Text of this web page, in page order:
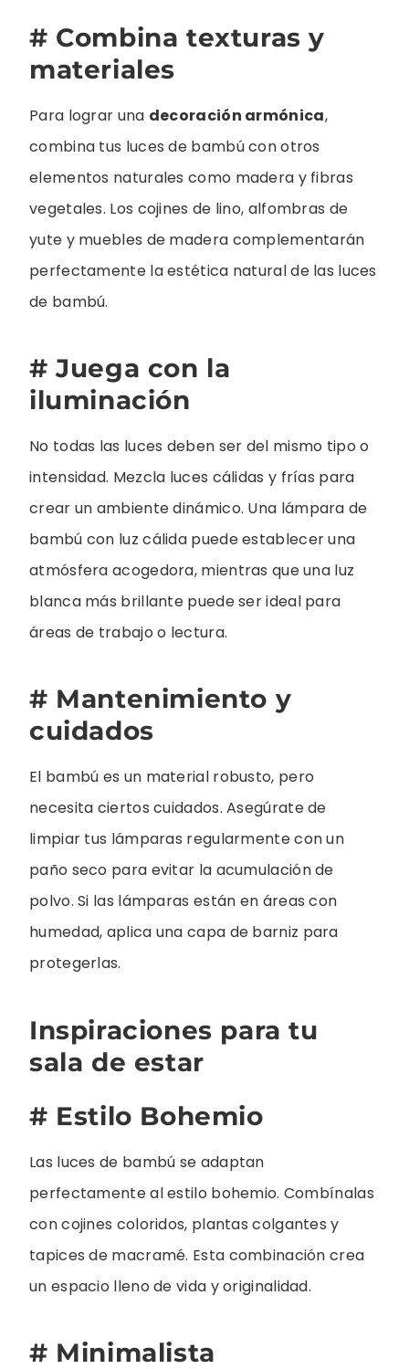
# Combina texturas y
materiales
Para lograr una decoración armónica,
combina tus luces de bambú con otros
elementos naturales como madera y fibras
vegetales. Los cojines de lino, alfombras de
yute y muebles de madera complementarán
perfectamente la estética natural de las luces
de bambú.
# Juega con la
iluminación
No todas las luces deben ser del mismo tipo o
intensidad. Mezcla luces cálidas y frías para
crear un ambiente dinámico. Una lámpara de
bambú con luz cálida puede establecer una
atmósfera acogedora, mientras que una luz
blanca más brillante puede ser ideal para
áreas de trabajo o lectura.
# Mantenimiento y
cuidados
El bambú es un material robusto, pero
necesita ciertos cuidados. Asegúrate de
limpiar tus lámparas regularmente con un
paño seco para evitar la acumulación de
polvo. Si las lámparas están en áreas con
humedad, aplica una capa de barniz para
protegerlas.
Inspiraciones para tu
sala de estar
# Estilo Bohemio
Las luces de bambú se adaptan
perfectamente al estilo bohemio. Combínalas
con cojines coloridos, plantas colgantes y
tapices de macramé. Esta combinación crea
un espacio lleno de vida y originalidad.
# Minimalista